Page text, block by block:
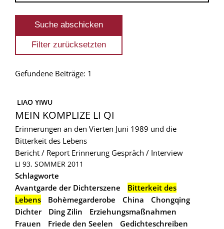
Gefundene Beiträge: 1
LIAO YIWU
MEIN KOMPLIZE LI QI
Erinnerungen an den Vierten Juni 1989 und die
Bitterkeit des Lebens
Bericht / Report Erinnerung Gespräch / Interview
LI 93, SOMMER 2011
Schlagworte
Avantgarde der Dichterszene
Bitterkeit des
Lebens
Bohèmegarderobe China
Chongqing
Dichter
Ding Zilin
Erziehungsmaßnahmen
Frauen
Friede den Seelen
Gedichteschreiben